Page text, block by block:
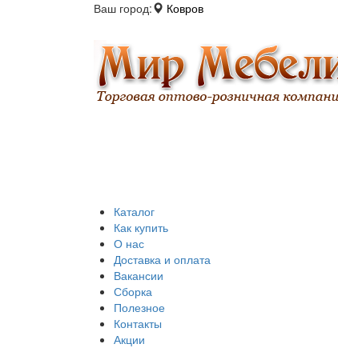
Ваш город: Ковров
Каталог
Как купить
О нас
Доставка и оплата
Вакансии
Сборка
Полезное
Контакты
Акции